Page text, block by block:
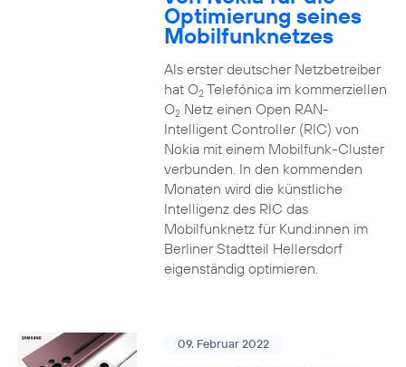
Optimierung seines
Mobilfunknetzes
Als erster deutscher Netzbetreiber
hat O2Telefónica im kommerziellen
O2Netz einen Open RAN-
Intelligent Controller (RIC) von
Nokia mit einem Mobilfunk-Cluster
verbunden. In den kommenden
Monaten wird die künstliche
Intelligenz des RIC das
Mobilfunknetz für Kund:innen im
Berliner Stadtteil Hellersdorf
eigenständig optimieren.
09. Februar 2022